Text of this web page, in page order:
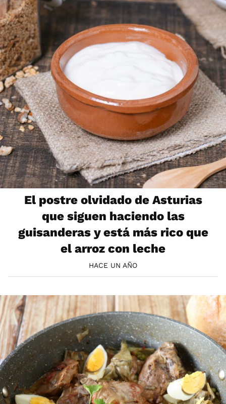
El postre olvidado de Asturias
que siguen haciendo las
guisanderas y está más rico que
el arroz con leche
HACE UN AÑO